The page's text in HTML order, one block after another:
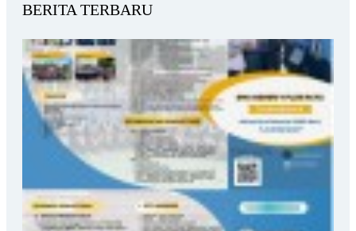
BERITA TERBARU